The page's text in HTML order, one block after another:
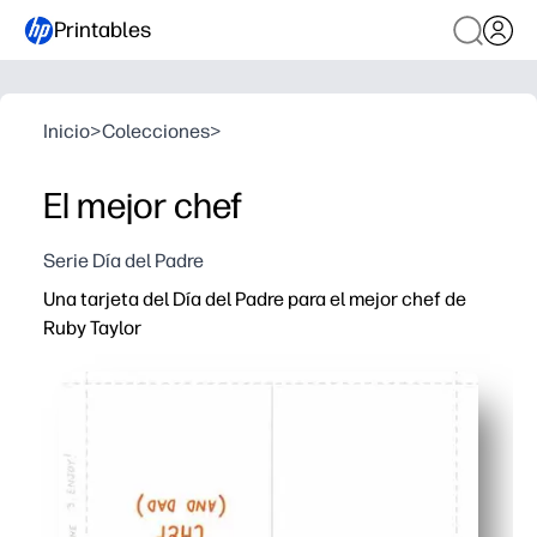
Printables
Inicio>Colecciones>
El mejor chef
Serie Día del Padre
Una tarjeta del Día del Padre para el mejor chef de
Ruby Taylor